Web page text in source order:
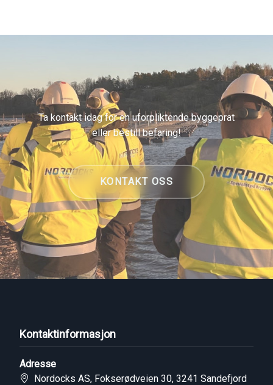
Ta kontakt idag for en uforpliktende byggeprat
eller bestill befaring!
KONTAKT OSS
Kontaktinformasjon
Adresse
Nordocks AS, Fokserødveien 30, 3241 Sandefjord